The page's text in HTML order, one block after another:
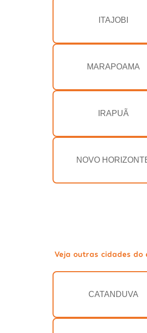
ITAJOBI
MARAPOAMA
IRAPUÃ
NOVO
Veja outras cidades do
CATANDUVA